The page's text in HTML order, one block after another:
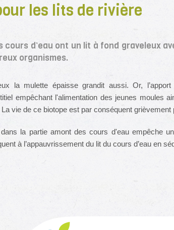
les lits de rivière
cours d’eau ont un lit à fond graveleux
organismes.
la mulette épaisse grandit aussi. Or,
empêchant l'alimentation des jeunes moules
vie de ce biotope est par conséquent grièvement
la partie amont des cours d'eau empêche
à l’appauvrissement du lit du cours d’eau en